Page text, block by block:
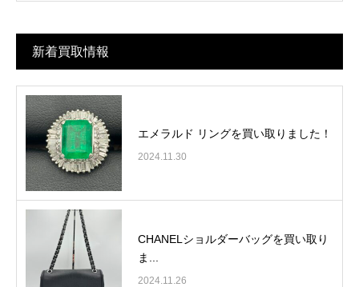
新着買取情報
エメラルド リングを買い取りました！
2024.11.30
CHANELショルダーバッグを買い取り
ま...
2024.11.26